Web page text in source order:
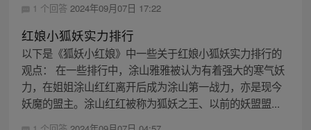
1 个回答 2024年09月07日 17:22
红娘小狐妖实力排行
以下是《狐妖小红娘》中一些关于红娘小狐妖实力排行的
观点： 在一些排行中，涂山雅雅被认为有着强大的寒气妖
力，在姐姐涂山红红离开后成为涂山第一战力，亦是现今
妖魔的盟主。涂山红红被称为狐妖之王、以前的妖盟盟...